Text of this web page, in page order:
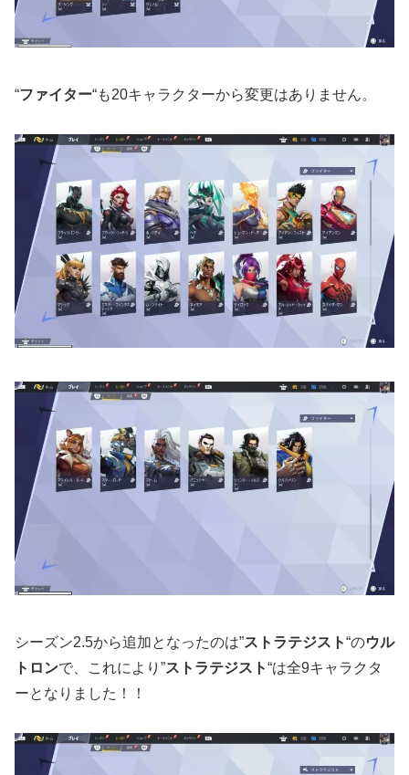
“ファイター“も20キャラクターから変更はありません。
シーズン2.5から追加となったのは”ストラテジスト“のウル
トロンで、これにより”ストラテジスト“は全9キャラクタ
ーとなりました！！